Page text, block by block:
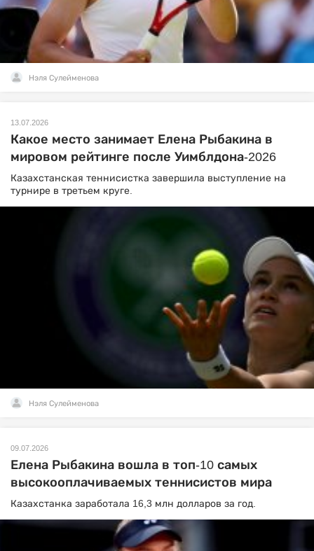
Нэля Сулейменова
13.07.2026
Какое место занимает Елена Рыбакина в
мировом рейтинге после Уимблдона-2026
Казахстанская теннисистка завершила выступление на
турнире в третьем круге.
Нэля Сулейменова
09.07.2026
Елена Рыбакина вошла в топ-10 самых
высокооплачиваемых теннисистов мира
Казахстанка заработала 16,3 млн долларов за год.